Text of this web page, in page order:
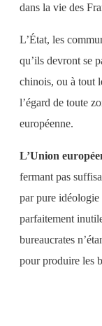
dans la vie des
L’État, les
qu’ils devront se
chinois, ou à tout
l’égard de toute
européenne.
L’Union
fermant pas
par pure idéologie
parfaitement
bureaucrates
pour produire les